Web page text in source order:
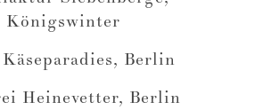
Königswinter
Berlin
Heinevetter, Berlin